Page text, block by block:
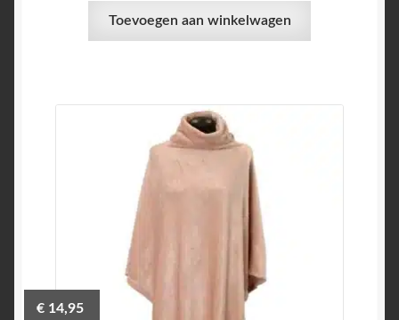
Toevoegen aan winkelwagen
€14,95